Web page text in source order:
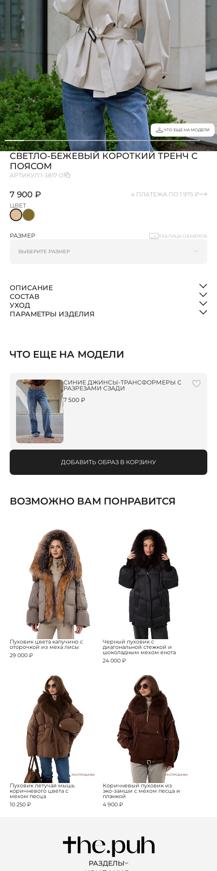
ЧТО ЕЩЕ НА МОДЕЛИ
СВЕТЛО-БЕЖЕВЫЙ КОРОТКИЙ ТРЕНЧ С
ПОЯСОМ
АРТИКУЛ:1-3817-01
7 900 ₽
4 ПЛАТЕЖА ПО 1 975 ₽
ЦВЕТ
РАЗМЕР ТАБЛИЦА ОБМЕРОВ
ОПИСАНИЕ
СОСТАВ
УХОД
ПАРАМЕТРЫ ИЗДЕЛИЯ
ЧТО ЕЩЕ НА МОДЕЛИ
СИНИЕ ДЖИНСЫ-ТРАНСФОРМЕРЫ С
РАЗРЕЗАМИ СЗАДИ
7 500 ₽
ДОБАВИТЬ ОБРАЗ В КОРЗИНУ
ВОЗМОЖНО ВАМ ПОНРАВИТСЯ
Пуховик цвета капучино с
оторочкой из меха лисы
29 000 ₽
Черный пуховик с
диагональной стежкой и
шоколадным мехом енота
24 000 ₽
РАСПРОДАЖА
Пуховик летучая мышь
коричневого цвета с
мехом песца
10 250 ₽
РАСПРОДАЖА
Коричневый пуховик из
эко-замши с мехом песца и
планкой
4 900 ₽
РАЗДЕЛЫ